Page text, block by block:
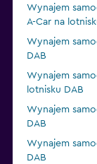
Wynajem
A-Car na
Wynajem
DAB
Wynajem
lotnisku DAB
Wynajem
DAB
Wynajem
DAB